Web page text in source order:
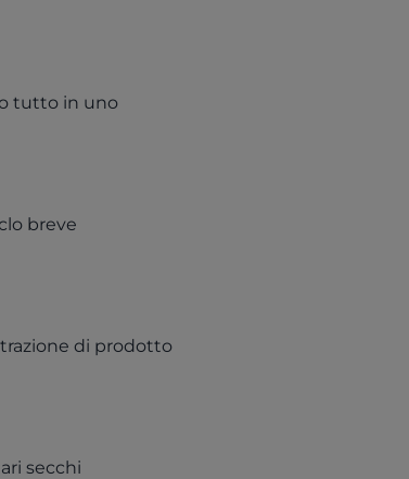
tutto in uno
breve
di prodotto
secchi